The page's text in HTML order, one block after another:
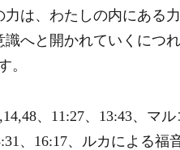
は、わたしの内にある
へと開かれていくにつ
。
、11:27、13:43、マ
、16:17、ルカによる福